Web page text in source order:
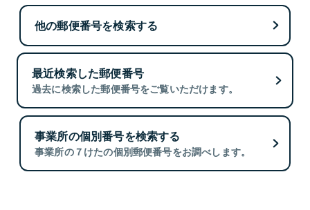
他の郵便番号を検索する
最近検索した郵便番号
過去に検索した郵便番号をご覧いただけます。
事業所の個別番号を検索する
事業所の７けたの個別郵便番号をお調べします。